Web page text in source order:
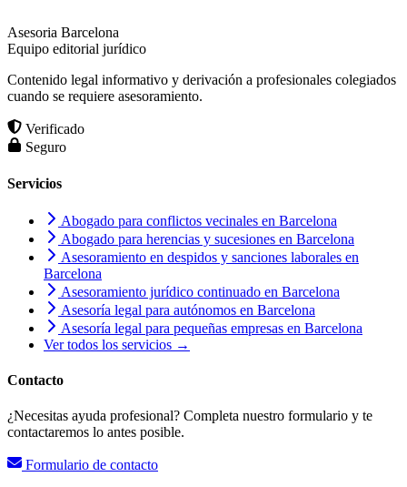
Asesoria Barcelona
Equipo editorial jurídico
Contenido legal informativo y derivación a profesionales colegiados
cuando se requiere asesoramiento.
Verificado
Seguro
Servicios
Abogado para conflictos vecinales en Barcelona
Abogado para herencias y sucesiones en Barcelona
Asesoramiento en despidos y sanciones laborales en
Barcelona
Asesoramiento jurídico continuado en Barcelona
Asesoría legal para autónomos en Barcelona
Asesoría legal para pequeñas empresas en Barcelona
Ver todos los servicios →
Contacto
¿Necesitas ayuda profesional? Completa nuestro formulario y te
contactaremos lo antes posible.
Formulario de contacto